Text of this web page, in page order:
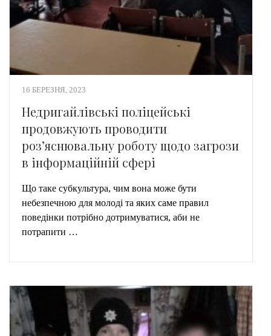
16 БЕРЕЗНЯ, 2023
Недригайлівські поліцейські
продовжують проводити
роз’яснювальну роботу щодо загрози
в інформаційній сфері
Що таке субкультура, чим вона може бути
небезпечною для молоді та яких саме правил
поведінки потрібно дотримуватися, аби не
потрапити …